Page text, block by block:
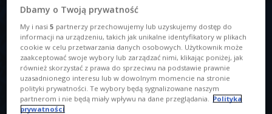
Robert Cichy Foto: Czwórka/Martyna Ogonek
O AUDYCJI
00:00 00:00
Tytuł
Dbamy o Twoją prywatność
My i nasi5 partnerzy przechowujemy lub uzyskujemy dostęp do
informacji na urządzeniu, takich jak unikalne identyfikatory w plikach
cookie w celu przetwarzania danych osobowych. Użytkownik może
zaakceptować swoje wybory lub zarządzać nimi, klikając poniżej, jak
również skorzystać z prawa do sprzeciwu na podstawie prawnie
uzasadnionego interesu lub w dowolnym momencie na stronie
polityki prywatności. Te wybory będą sygnalizowane naszym
partnerom i nie będą miały wpływu na dane przeglądania.
Polityka
prywatności